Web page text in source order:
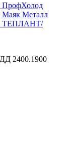
ПрофХолод
Маяк Металл
ТЕПЛАНТ/
2400.1900